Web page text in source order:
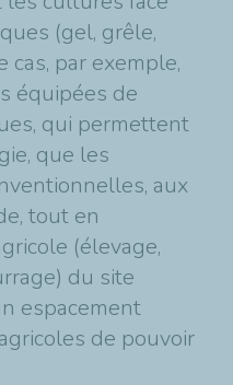
(gel, grêle,
cas, par exemple,
équipées de
qui permettent
que les
aux
tout en
(élevage,
du site
espacement
de pouvoir